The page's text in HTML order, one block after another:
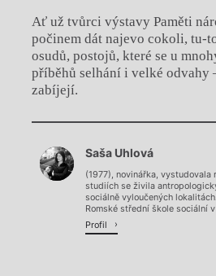
Ať už tvůrci výstavy Paměti
počinem dát najevo cokoli, tu-
osudů, postojů, které se u
příběhů selhání i velké odvahy
zabíjejí.
Saša Uhlová
(1977), novinářka, vystudovala
studiích se živila
sociálně vyloučených
Romské střední škole sociální
Profil